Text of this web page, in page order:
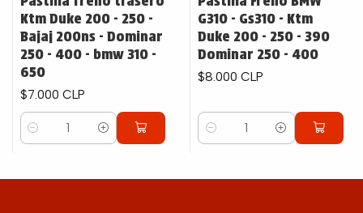
Ktm Duke 200 - 250 -
Bajaj 200ns - Dominar
250 - 400 - bmw 310 -
650
$7.000 CLP
Cantidad
G310 - Gs310 - Ktm
Duke 200 - 250 - 390
Dominar 250 - 400
$8.000 CLP
Cantidad